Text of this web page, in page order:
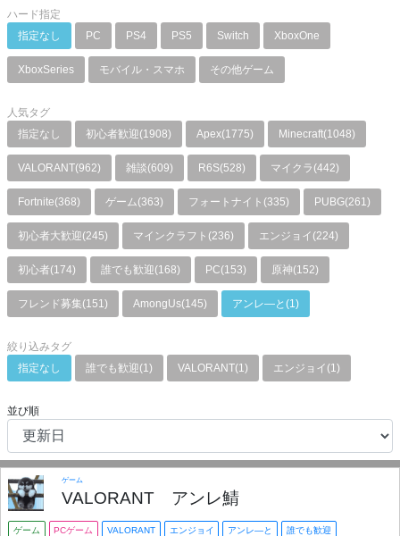
ハード指定
指定なし
PC PS4 PS5 Switch XboxOne
XboxSeries モバイル・スマホ その他ゲーム
人気タグ
指定なし
初心者歓迎(1908) Apex(1775) Minecraft(1048)
VALORANT(962) 雑談(609) R6S(528) マイクラ(442)
Fortnite(368) ゲーム(363) フォートナイト(335) PUBG(261)
初心者大歓迎(245) マインクラフト(236) エンジョイ(224)
初心者(174) 誰でも歓迎(168) PC(153) 原神(152)
フレンド募集(151) AmongUs(145) アンレ―と(1)
絞り込みタグ
指定なし
誰でも歓迎(1) VALORANT(1) エンジョイ(1)
並び順
ゲーム
VALORANT アンレ鯖
ゲーム PCゲーム VALORANT エンジョイ アンレ―と 誰でも歓迎